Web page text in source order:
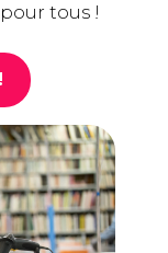
tous !